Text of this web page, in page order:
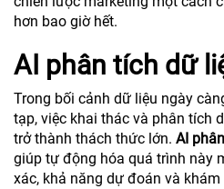
hơn bao giờ hết.
AI phân tích dữ
Trong bối cảnh dữ liệu ngày
tạp, việc khai thác và phân tích
trở thành thách thức lớn. AI
giúp tự động hóa quá trình này
xác, khả năng dự đoán và